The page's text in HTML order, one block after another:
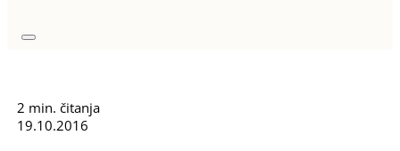
2 min. čitanja
19.10.2016